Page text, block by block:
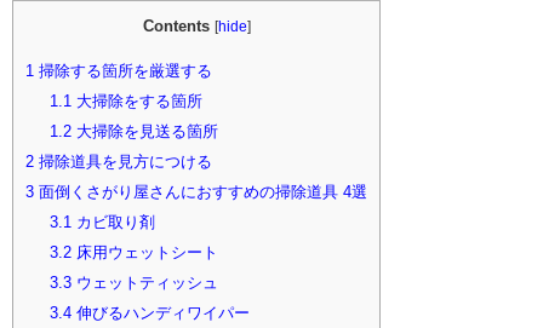
Contents [hide]
1 掃除する箇所を厳選する
1.1 大掃除をする箇所
1.2大掃除を見送る箇所
2 掃除道具を見方につける
3 面倒くさがり屋さんにおすすめの掃除道具 4選
3.1 カビ取り剤
3.2床用ウェットシート
3.3ウェットティッシュ
3.4伸びるハンディワイパー